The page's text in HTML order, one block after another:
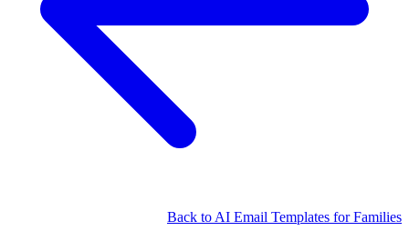
Back to AI Email Templates for Families